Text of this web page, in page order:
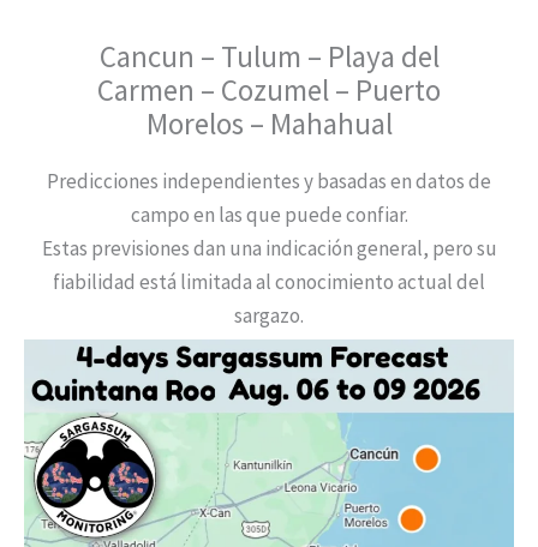
Cancun – Tulum – Playa del
Carmen – Cozumel – Puerto
Morelos – Mahahual
Predicciones independientes y basadas en datos de
campo en las que puede confiar.
Estas previsiones dan una indicación general, pero su
fiabilidad está limitada al conocimiento actual del
sargazo.